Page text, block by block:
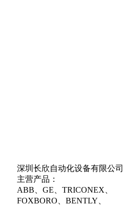
深圳长欣自动化设备有限公司
主营产品：
ABB、GE、TRICONEX、
FOXBORO、BENTLY、